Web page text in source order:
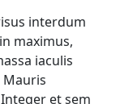
interdum
maximus,
iaculis
et sem